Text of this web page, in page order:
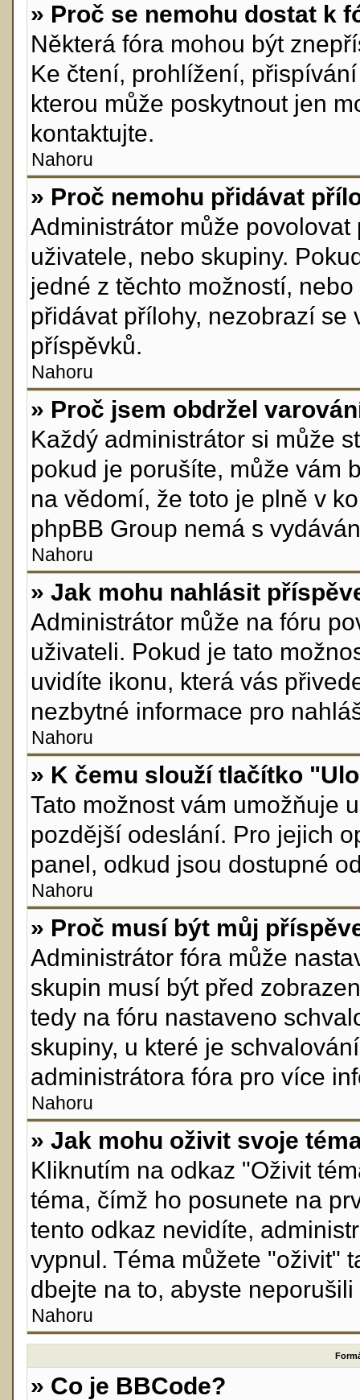
» Proč se nemohu dostat k
Některá fóra mohou být
Ke čtení, prohlížení,
kterou může poskytnout jen
kontaktujte.
Nahoru
» Proč nemohu přidávat
Administrátor může
uživatele, nebo skupiny.
jedné z těchto možností,
přidávat přílohy, nezobrazí
příspěvků.
Nahoru
» Proč jsem obdržel
Každý administrátor si může
pokud je porušíte, může vám
na vědomí, že toto je plně v
phpBB Group nemá s
Nahoru
» Jak mohu nahlásit
Administrátor může na fóru
uživateli. Pokud je tato
uvidíte ikonu, která vás
nezbytné informace pro
Nahoru
» K čemu slouží tlačítko
Tato možnost vám umožňuje
pozdější odeslání. Pro jejich
panel, odkud jsou dostupné
Nahoru
» Proč musí být můj
Administrátor fóra může
skupin musí být před
tedy na fóru nastaveno
skupiny, u které je
administrátora fóra pro více
Nahoru
» Jak mohu oživit svoje
Kliknutím na odkaz "Oživit
téma, čímž ho posunete na
tento odkaz nevidíte,
vypnul. Téma můžete "oživit"
dbejte na to, abyste
Nahoru
» Co je BBCode?